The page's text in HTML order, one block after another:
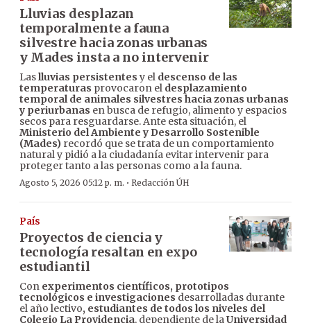
Lluvias desplazan
temporalmente a fauna
silvestre hacia zonas urbanas
y Mades insta a no intervenir
Laslluvias persistentes y el descenso de las
temperaturas provocaron el desplazamiento
temporal de animales silvestres hacia zonas urbanas
y periurbanas en busca de refugio, alimento y espacios
secos para resguardarse. Ante esta situación, el
Ministerio del Ambiente y Desarrollo Sostenible
(Mades) recordó que se trata de un comportamiento
natural y pidió a la ciudadanía evitar intervenir para
proteger tanto a las personas como a la fauna.
Agosto 5, 2026 05:12 p. m. · Redacción ÚH
País
Proyectos de ciencia y
tecnología resaltan en expo
estudiantil
Con experimentos científicos, prototipos
tecnológicos e investigaciones desarrolladas durante
el año lectivo, estudiantes de todos los niveles del
Colegio La Providencia, dependiente de laUniversidad